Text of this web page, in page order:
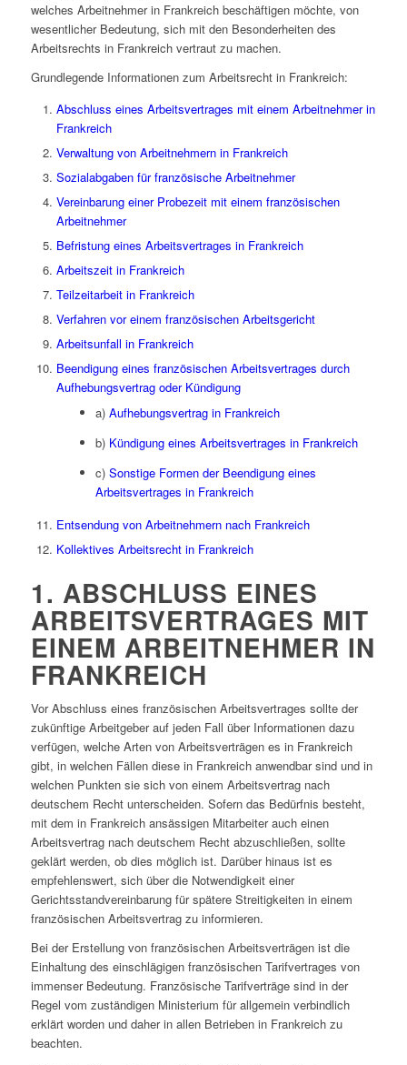
welches Arbeitnehmer in Frankreich beschäftigen möchte, von
wesentlicher Bedeutung, sich mit den Besonderheiten des
Arbeitsrechts in Frankreich vertraut zu machen.
Grundlegende Informationen zum Arbeitsrecht in Frankreich:
Abschluss eines Arbeitsvertrages mit einem Arbeitnehmer in
Frankreich
Verwaltung von Arbeitnehmern in Frankreich
Sozialabgaben für französische Arbeitnehmer
Vereinbarung einer Probezeit mit einem französischen
Arbeitnehmer
Befristung eines Arbeitsvertrages in Frankreich
Arbeitszeit in Frankreich
Teilzeitarbeit in Frankreich
Verfahren vor einem französischen Arbeitsgericht
Arbeitsunfall in Frankreich
Beendigung eines französischen Arbeitsvertrages durch
Aufhebungsvertrag oder Kündigung
a) Aufhebungsvertrag in Frankreich
b) Kündigung eines Arbeitsvertrages in Frankreich
c) Sonstige Formen der Beendigung eines
Arbeitsvertrages in Frankreich
Entsendung von Arbeitnehmern nach Frankreich
Kollektives Arbeitsrecht in Frankreich
1. ABSCHLUSS EINES
ARBEITSVERTRAGES MIT
EINEM ARBEITNEHMER IN
FRANKREICH
Vor Abschluss eines französischen Arbeitsvertrages sollte der
zukünftige Arbeitgeber auf jeden Fall über Informationen dazu
verfügen, welche Arten von Arbeitsverträgen es in Frankreich
gibt, in welchen Fällen diese in Frankreich anwendbar sind und in
welchen Punkten sie sich von einem Arbeitsvertrag nach
deutschem Recht unterscheiden. Sofern das Bedürfnis besteht,
mit dem in Frankreich ansässigen Mitarbeiter auch einen
Arbeitsvertrag nach deutschem Recht abzuschließen, sollte
geklärt werden, ob dies möglich ist. Darüber hinaus ist es
empfehlenswert, sich über die Notwendigkeit einer
Gerichtsstandvereinbarung für spätere Streitigkeiten in einem
französischen Arbeitsvertrag zu informieren.
Bei der Erstellung von französischen Arbeitsverträgen ist die
Einhaltung des einschlägigen französischen Tarifvertrages von
immenser Bedeutung. Französische Tarifverträge sind in der
Regel vom zuständigen Ministerium für allgemein verbindlich
erklärt worden und daher in allen Betrieben in Frankreich zu
beachten.